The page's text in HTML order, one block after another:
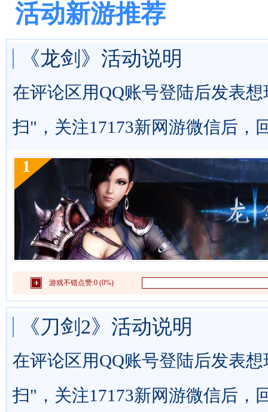
活动新游推荐
《龙剑》活动说明
在评论区用QQ账号登陆后发表
扫"，关注17173新网游微信后，
1
游戏不错点赞:0 (0%)
《刀剑2》活动说明
在评论区用QQ账号登陆后发表
扫"，关注17173新网游微信后，